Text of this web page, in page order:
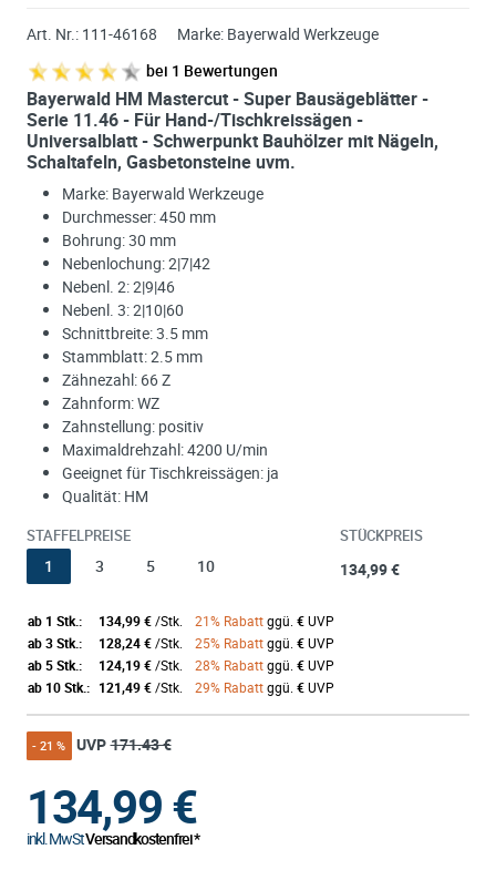
Art. Nr.: 111-46168 Marke: Bayerwald Werkzeuge
bei 1 Bewertungen
Bayerwald HM Mastercut - Super Bausägeblätter -
Serie 11.46 - Für Hand-/Tischkreissägen -
Universalblatt - Schwerpunkt Bauhölzer mit Nägeln,
Schaltafeln, Gasbetonsteine uvm.
Marke: Bayerwald Werkzeuge
Durchmesser: 450 mm
Bohrung: 30 mm
Nebenlochung: 2|7|42
Nebenl. 2: 2|9|46
Nebenl. 3: 2|10|60
Schnittbreite: 3.5 mm
Stammblatt: 2.5 mm
Zähnezahl: 66 Z
Zahnform: WZ
Zahnstellung: positiv
Maximaldrehzahl: 4200 U/min
Geeignet für Tischkreissägen: ja
Qualität: HM
STAFFELPREISE
1 3 5 10
STÜCKPREIS
134,99 €
ab 1 Stk.: 134,99 €/Stk. 21% Rabattggü. €UVP
ab 3 Stk.:
128,24 €/Stk. 25% Rabattggü. €UVP
ab 5 Stk.:
124,19 €/Stk. 28% Rabattggü. €UVP
ab 10 Stk.: 121,49 €/Stk. 29% Rabattggü. €UVP
- 21 % UVP 171.43 €
134,99€
inkl. MwStVersandkostenfrei *